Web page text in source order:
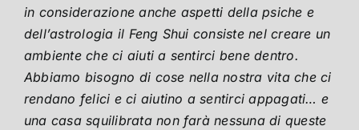
in considerazione anche aspetti della psiche e
dell’astrologia il Feng Shui consiste nel creare un
ambiente che ci aiuti a sentirci bene dentro.
Abbiamo bisogno di cose nella nostra vita che ci
rendano felici e ci aiutino a sentirci appagati… e
una casa squilibrata non farà nessuna di queste